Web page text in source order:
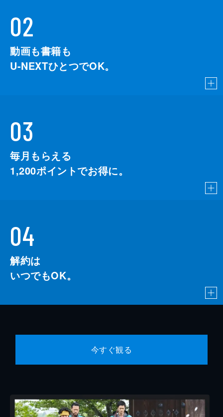
02
動画も書籍も
U-NEXTひとつでOK。
03
毎月もらえる
1,200ポイントでお得に。
04
解約は
いつでもOK。
今すぐ観る